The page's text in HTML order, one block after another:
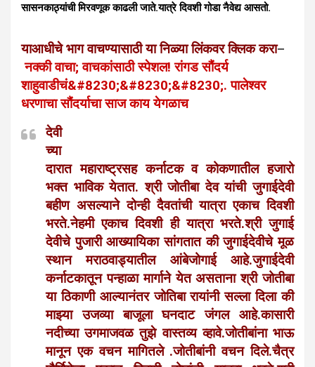
सासनकाठ्यांची मिरवणूक काढली जाते.यात्रे दिवशी गोडा नैवेद्य आसतो.
याआधीचे भाग वाचण्यासाठी या निळ्या लिंकवर क्लिक करा–
नक्की वाचा; वाचकांसाठी स्पेशल! रांगड सौंदर्य
शाहुवाडीचं&#8230;&#8230;&#8230;. पालेश्वर
धरणाचा सौंदर्याचा साज काय येगळाच
देवी
च्या
दारात महाराष्ट्रसह कर्नाटक व कोकणातील हजारो
भक्त भाविक येतात. श्री जोतीबा देव यांची जुगाईदेवी
बहीण असल्याने दोन्ही दैवतांची यात्रा एकाच दिवशी
भरते.नेहमी एकाच दिवशी ही यात्रा भरते.श्री जुगाई
देवीचे पुजारी आख्यायिका सांगतात की जुगाईदेवीचे मूळ
स्थान मराठवाड्यातील आंबेजोगाई आहे.जुगाईदेवी
कर्नाटकातून पन्हाळा मार्गाने येत असताना श्री जोतीबा
या ठिकाणी आल्यानंतर जोतिबा रायांनी सल्ला दिला की
माझ्या उजव्या बाजूला घनदाट जंगल आहे.कासारी
नदीच्या उगमाजवळ तुझे वास्तव्य व्हावे.जोतीबांना भाऊ
मानून एक वचन मागितले .जोतीबांनी वचन दिले.चैत्र